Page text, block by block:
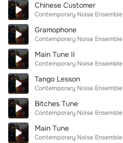
Chinese Customer
Contemporary Noise Ensemble
Gramophone
Contemporary Noise Ensemble
Main Tune II
Contemporary Noise Ensemble
Tango Lesson
Contemporary Noise Ensemble
Bitches Tune
Contemporary Noise Ensemble
Main Tune
Contemporary Noise Ensemble